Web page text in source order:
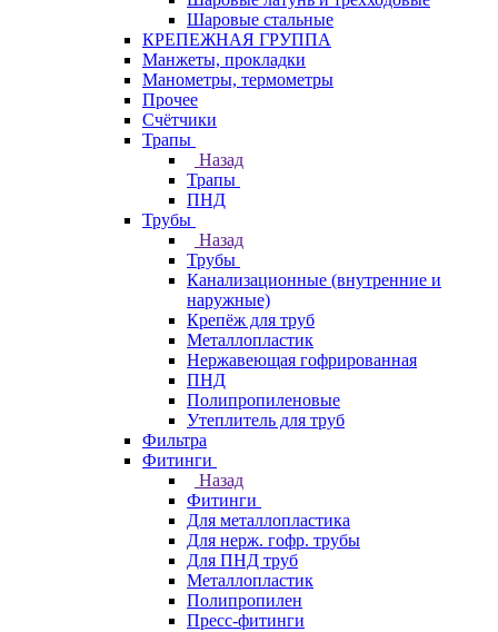
Шаровые стальные
КРЕПЕЖНАЯ ГРУППА
Манжеты, прокладки
Манометры, термометры
Прочее
Счётчики
Трапы
Назад
Трапы
ПНД
Трубы
Назад
Трубы
Канализационные (внутренние и
наружные)
Крепёж для труб
Металлопластик
Нержавеющая гофрированная
ПНД
Полипропиленовые
Утеплитель для труб
Фильтра
Фитинги
Назад
Фитинги
Для металлопластика
Для нерж. гофр. трубы
Для ПНД труб
Металлопластик
Полипропилен
Пресс-фитинги